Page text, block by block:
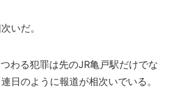
いだ。
わる犯罪は先のJR亀戸駅だけでな
日のように報道が相次いでいる。